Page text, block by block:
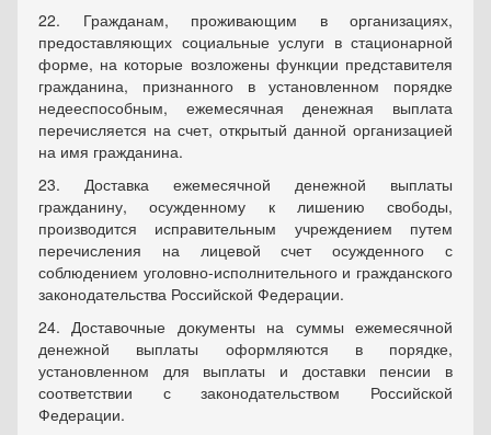
22. Гражданам, проживающим в организациях,
предоставляющих социальные услуги в стационарной
форме, на которые возложены функции представителя
гражданина, признанного в установленном порядке
недееспособным, ежемесячная денежная выплата
перечисляется на счет, открытый данной организацией
на имя гражданина.
23. Доставка ежемесячной денежной выплаты
гражданину, осужденному к лишению свободы,
производится исправительным учреждением путем
перечисления на лицевой счет осужденного с
соблюдением уголовно-исполнительного и гражданского
законодательства Российской Федерации.
24. Доставочные документы на суммы ежемесячной
денежной выплаты оформляются в порядке,
установленном для выплаты и доставки пенсии в
соответствии с законодательством Российской
Федерации.